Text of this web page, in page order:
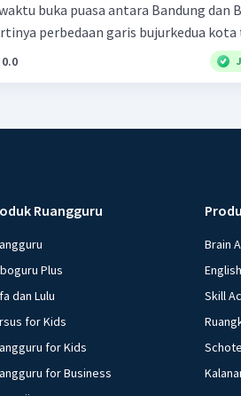
buka puasa antara Bandung dan
perbedaan garis bujurkedua kota
0.0
Ruangguru
Plus
dan Lulu
for Kids
for Kids
for Business
Brain
Skill